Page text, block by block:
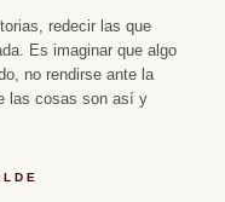
redecir las que
Es imaginar que algo
no rendirse ante la
las cosas son así y